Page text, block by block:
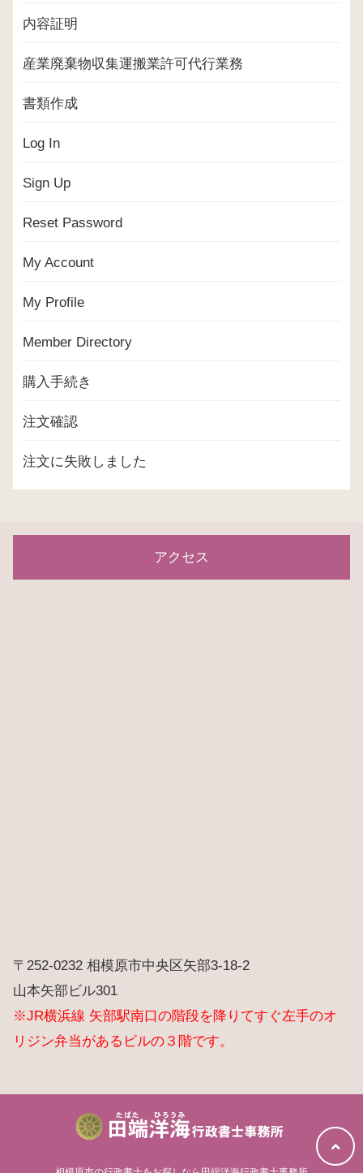
内容証明
産業廃棄物収集運搬業許可代行業務
書類作成
Log In
Sign Up
Reset Password
My Account
My Profile
Member Directory
購入手続き
注文確認
注文に失敗しました
アクセス
〒252-0232 相模原市中央区矢部3-18-2
山本矢部ビル301
※JR横浜線 矢部駅南口の階段を降りてすぐ左手のオ
リジン弁当があるビルの３階です。